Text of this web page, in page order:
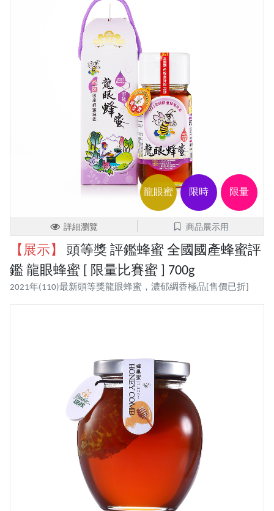
限量
限時
龍眼蜜
詳細瀏覽 商品展示用
【展示】
頭等獎 評鑑蜂蜜 全國國產蜂蜜評
鑑 龍眼蜂蜜 [ 限量比賽蜜 ] 700g
2021年(110)最新頭等獎龍眼蜂蜜，濃郁綢香極品[售價已折]